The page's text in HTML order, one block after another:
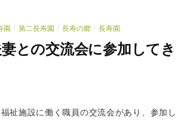
園 / 第二長寿園 / 長寿の郷 / 長寿園
との交流会に参加してき
祉施設に働く職員の交流会があり、参加し